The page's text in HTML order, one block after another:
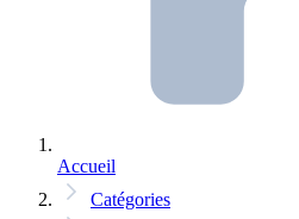
Accueil
Catégories